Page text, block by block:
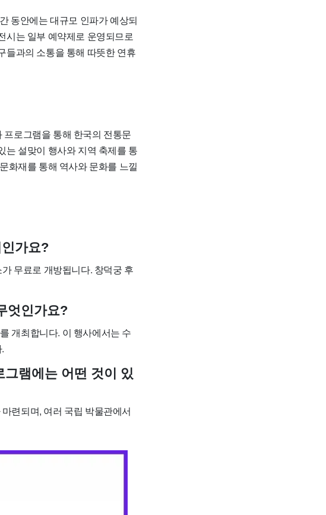
동안에는 대규모 인파가 예상되
시는 일부 예약제로 운영되므로
들과의 소통을 통해 따뜻한 연휴
프로그램을 통해 한국의 전통문
는 설맞이 행사와 지역 축제를 통
화재를 통해 역사와 문화를 느낄
가요?
무료로 개방됩니다. 창덕궁 후
엇인가요?
개최합니다. 이 행사에서는 수
램에는 어떤 것이 있
련되며, 여러 국립 박물관에서